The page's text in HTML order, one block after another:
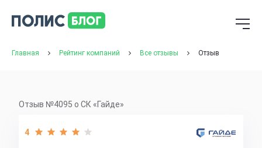
Главная Рейтинг компаний Все отзывы Отзыв
Отзыв №4095 о СК «Гайде»
4